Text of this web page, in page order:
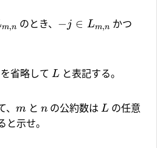
m,n のとき、 − j ∈ Lm,n かつ
を省略して L と表記する。
m と n の公約数は L の任意
と示せ。